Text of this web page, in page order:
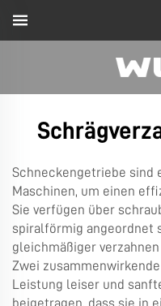
Schneckengetriebe sind
Maschinen, um einen
Sie verfügen über
spiralförmig angeordnet
gleichmäßiger
Zwei
Leistung leiser und
beigetragen, dass sie in